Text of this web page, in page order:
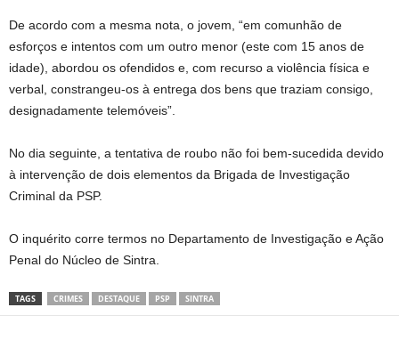
De acordo com a mesma nota, o jovem, “em comunhão de
esforços e intentos com um outro menor (este com 15 anos de
idade), abordou os ofendidos e, com recurso a violência física e
verbal, constrangeu-os à entrega dos bens que traziam consigo,
designadamente telemóveis”.
No dia seguinte, a tentativa de roubo não foi bem-sucedida devido
à intervenção de dois elementos da Brigada de Investigação
Criminal da PSP.
O inquérito corre termos no Departamento de Investigação e Ação
Penal do Núcleo de Sintra.
TAGS CRIMES DESTAQUE PSP SINTRA